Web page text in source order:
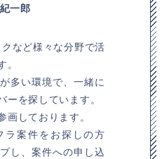
一郎
など様々な分野で活
多い環境で、一緒に
ーを探しています。
しております。
ラ案件をお探しの方
し、案件への申し込